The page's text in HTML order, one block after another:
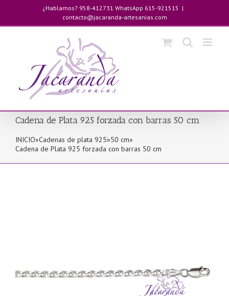
contenido
¿Hablamos? 958-412731 WhatsApp 615-921515 |
contacto@jacaranda-artesanias.com
Cadena de Plata 925 forzada con barras 50 cm
INICIO»Cadenas de plata 925»50 cm»
Cadena de Plata 925 forzada con barras 50 cm